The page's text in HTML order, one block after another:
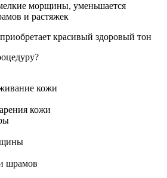
морщины, уменьшается
и растяжек
красивый здоровый тон
кожи
кожи
шрамов